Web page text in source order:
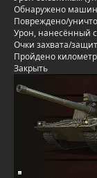
Обнаружено
Повреждено/
Урон, нанесённый
Очки захвата/
Пройдено
Закрыть